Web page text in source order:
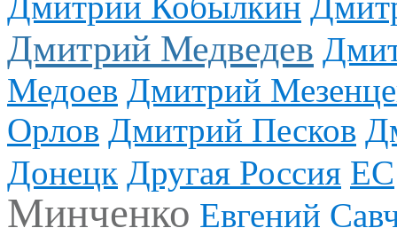
Дмитрий Медведев
Медоев Дмитрий
Орлов Дмитрий Песков
Донецк Другая Россия ЕС
Минченко Евгений